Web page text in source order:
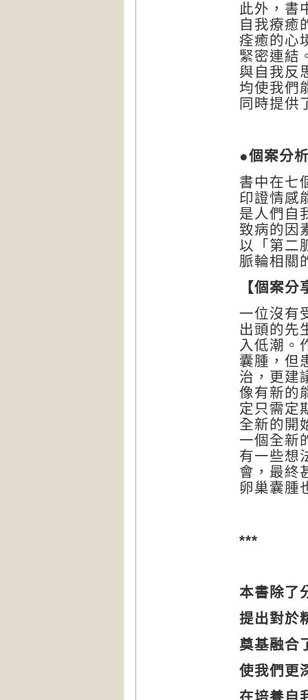
此外，書
自我療癒
痊癒的心
緊密連結
與自我反
均使我們
同時提供
●個案分
書中在七
印證情感
是人們自
致病的因
以「第二
脈輪相關
【個案分
一位沒有
出頭的先
入低潮。
囊腫，但
治，更建
像有新的
定只需定
全新的開
一個全新
有一些想
會，最終
卵巢囊腫
***
本書除了
提出對於
奠基融合
使我們更